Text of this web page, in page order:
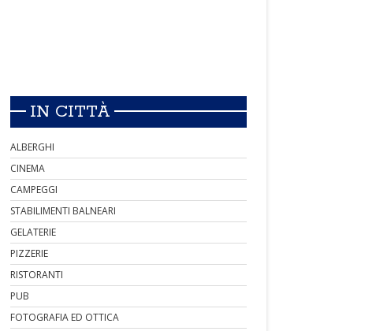
IN CITTÀ
ALBERGHI
CINEMA
CAMPEGGI
STABILIMENTI BALNEARI
GELATERIE
PIZZERIE
RISTORANTI
PUB
FOTOGRAFIA ED OTTICA